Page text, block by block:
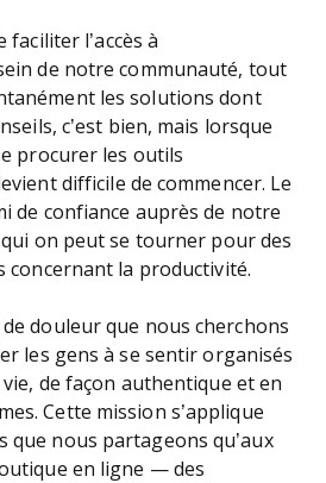
l’accès à
de notre communauté, tout
les solutions dont
c’est bien, mais lorsque
procurer les outils
difficile de commencer. Le
de confiance auprès de notre
on peut se tourner pour des
concernant la productivité.
douleur que nous cherchons
les gens à se sentir organisés
de façon authentique et en
Cette mission s’applique
que nous partageons qu’aux
en ligne — des